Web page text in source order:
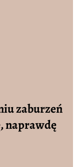
zaburzeń
naprawdę